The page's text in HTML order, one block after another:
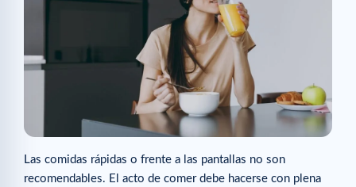
Las comidas rápidas o frente a las pantallas no son
recomendables. El acto de comer debe hacerse con plena